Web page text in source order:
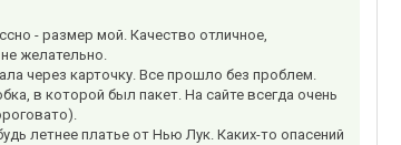
- размер мой. Качество отличное,
желательно.
через карточку. Все прошло без проблем.
в которой был пакет. На сайте всегда очень
летнее платье от Нью Лук. Каких-то опасений